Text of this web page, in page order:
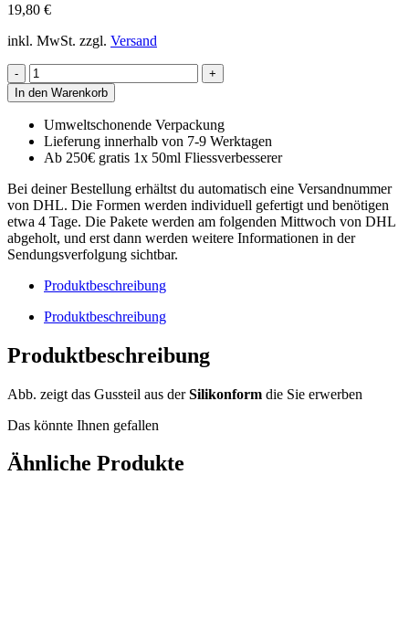
19,80 €
inkl. MwSt. zzgl. Versand
1212
-
Silikonform
"gerade
Straße",
feines
Kopfsteinpflaster,
mit
Rinnsteingullis
u.
Gullydeckel
Menge
In den Warenkorb
Umweltschonende Verpackung
Lieferung innerhalb von 7-9 Werktagen
Ab 250€ gratis 1x 50ml Fliessverbesserer
Bei deiner Bestellung erhältst du automatisch eine Versandnummer
von DHL. Die Formen werden individuell gefertigt und benötigen
etwa 4 Tage. Die Pakete werden am folgenden Mittwoch von DHL
abgeholt, und erst dann werden weitere Informationen in der
Sendungsverfolgung sichtbar.
Produktbeschreibung
Produktbeschreibung
Produktbeschreibung
Abb. zeigt das Gussteil aus derSilikonform die Sie erwerben
Das könnte Ihnen gefallen
Ähnliche Produkte